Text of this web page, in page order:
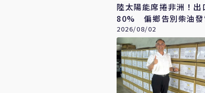
陸太陽能席捲非洲！出
80% 偏鄉告別柴油
價震盪衝擊也降低
2026/08/02